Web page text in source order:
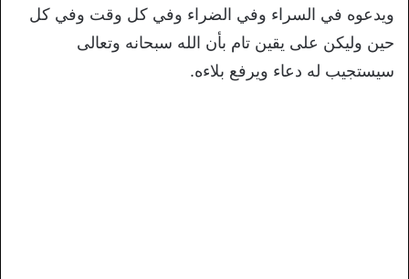
ويدعوه في السراء وفي الضراء وفي كل وقت وفي كل
حين وليكن على يقين تام بأن الله سبحانه وتعالى
سيستجيب له دعاء ويرفع بلاءه.